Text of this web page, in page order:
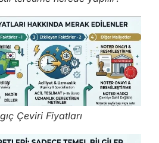
Çeviri Fiyatları